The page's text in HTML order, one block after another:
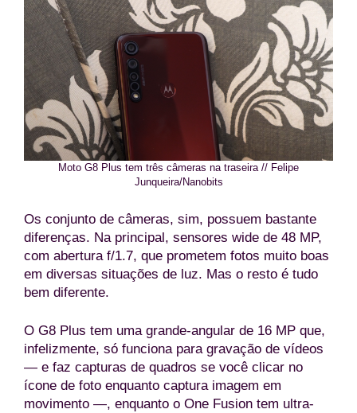
Moto G8 Plus tem três câmeras na traseira // Felipe
Junqueira/Nanobits
Os conjunto de câmeras, sim, possuem bastante
diferenças. Na principal, sensores wide de 48 MP,
com abertura f/1.7, que prometem fotos muito boas
em diversas situações de luz. Mas o resto é tudo
bem diferente.
O G8 Plus tem uma grande-angular de 16 MP que,
infelizmente, só funciona para gravação de vídeos
— e faz capturas de quadros se você clicar no
ícone de foto enquanto captura imagem em
movimento —, enquanto o One Fusion tem ultra-